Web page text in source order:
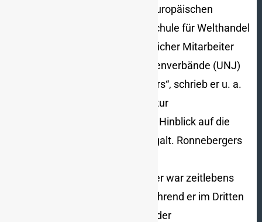
der Südost-Stiftung des Mitteleuropäischen
Wirtschaftstages an der Hochschule für Welthandel
in Wien sowie als wissenschaftlicher Mitarbeiter
der Union Nationaler Journalistenverbände (UNJ)
und des „Völkischen Beobachters“, schrieb er u. a.
zur Erforschung der Sozialstruktur
südosteuropäischer Staaten im Hinblick auf die
„Judenfrage“, die es zu „lösen“ galt. Ronnebergers
Kommunikationswissenschaftler war zeitlebens
der Begriff der „Integration“. Während er im Dritten
Reich darunter „die Einordnung der